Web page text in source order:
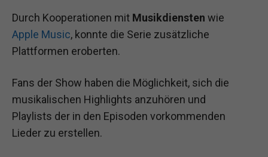
Durch Kooperationen mit Musikdiensten wie
Apple Music, konnte die Serie zusätzliche
Plattformen eroberten.
Fans der Show haben die Möglichkeit, sich die
musikalischen Highlights anzuhören und
Playlists der in den Episoden vorkommenden
Lieder zu erstellen.